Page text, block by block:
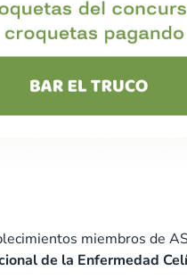
miembros de
de la Enfermedad